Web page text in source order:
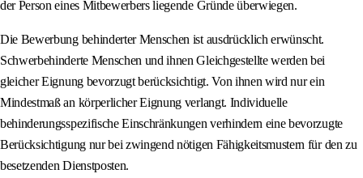
der Person eines Mitbewerbers liegende Gründe überwiegen.
Die Bewerbung behinderter Menschen ist ausdrücklich erwünscht.
Schwerbehinderte Menschen und ihnen Gleichgestellte werden bei
gleicher Eignung bevorzugt berücksichtigt. Von ihnen wird nur ein
Mindestmaß an körperlicher Eignung verlangt. Individuelle
behinderungsspezifische Einschränkungen verhindern eine bevorzugte
Berücksichtigung nur bei zwingend nötigen Fähigkeitsmustern für den zu
besetzenden Dienstposten.